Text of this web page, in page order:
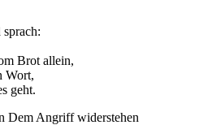
Brot allein,
Wort,
geht.
Dem Angriff widerstehen